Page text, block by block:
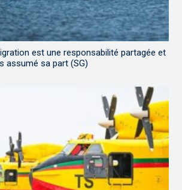
est une responsabilité partagée et
assumé sa part (SG)